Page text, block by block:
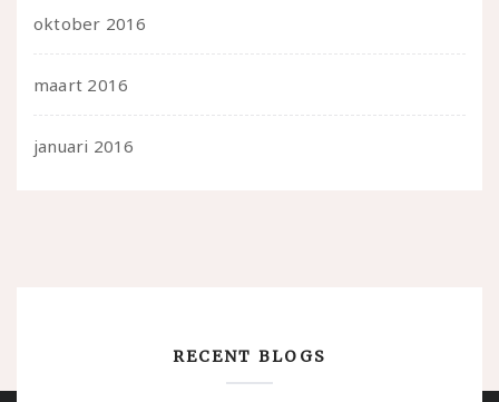
oktober 2016
maart 2016
januari 2016
RECENT BLOGS